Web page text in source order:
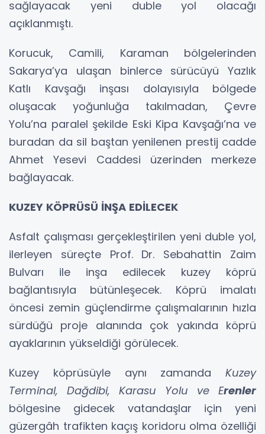
sağlayacak yeni duble yol olacağı
açıklanmıştı.
Korucuk, Camili, Karaman bölgelerinden
Sakarya’ya ulaşan binlerce sürücüyü Yazlık
Katlı Kavşağı inşası dolayısıyla bölgede
oluşacak yoğunluğa takılmadan, Çevre
Yolu’na paralel şekilde Eski Kipa Kavşağı’na ve
buradan da sil baştan yenilenen prestij cadde
Ahmet Yesevi Caddesi üzerinden merkeze
bağlayacak.
KUZEY KÖPRÜSÜ İNŞA EDİLECEK
Asfalt çalışması gerçekleştirilen yeni duble yol,
ilerleyen süreçte Prof. Dr. Sebahattin Zaim
Bulvarı ile inşa edilecek kuzey köprü
bağlantısıyla bütünleşecek. Köprü imalatı
öncesi zemin güçlendirme çalışmalarının hızla
sürdüğü proje alanında çok yakında köprü
ayaklarının yükseldiği görülecek.
Kuzey köprüsüyle aynı zamanda Kuzey
Terminal, Dağdibi, Karasu Yolu ve Erenler
bölgesine gidecek vatandaşlar için yeni
güzergâh trafikten kaçış koridoru olma özelliği